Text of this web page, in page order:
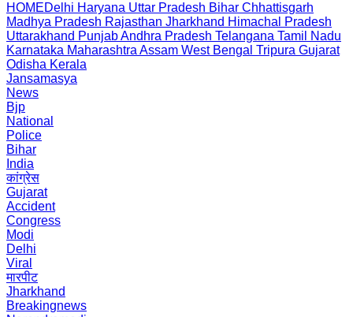
HOMEDelhi Haryana Uttar Pradesh Bihar Chhattisgarh
Madhya Pradesh Rajasthan Jharkhand Himachal Pradesh
Uttarakhand PunjabAndhra Pradesh Telangana Tamil Nadu
Karnataka Maharashtra Assam West Bengal Tripura Gujarat
Odisha Kerala
Jansamasya
News
Bjp
National
Police
Bihar
India
कांग्रेस
Gujarat
Accident
Congress
Modi
Delhi
Viral
मारपीट
Jharkhand
Breakingnews